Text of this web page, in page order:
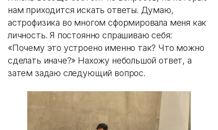
нам приходится искать ответы. Думаю,
астрофизика во многом сформировала меня как
личность. Я постоянно спрашиваю себя:
«Почему это устроено именно так? Что можно
сделать иначе?» Нахожу небольшой ответ, а
затем задаю следующий вопрос.